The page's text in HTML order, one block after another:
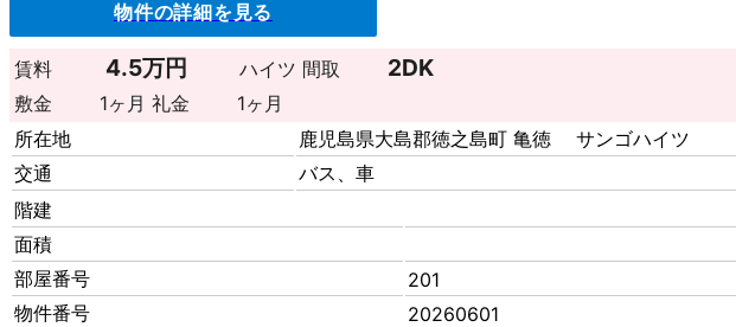
物件の詳細を見る
賃料 4.5万円 ハイツ 間取 2DK
敷金 1ヶ月 礼金
1ヶ月
所在地
鹿児島県大島郡徳之島町 亀徳 サンゴハイツ
交通
バス、車
階建
面積
部屋番号
201
物件番号
20260601